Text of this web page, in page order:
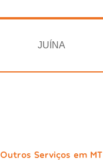
JUÍNA
Outros Serviços em MT